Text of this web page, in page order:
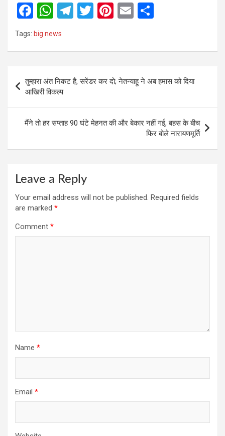
F
a
ce
o
o
k
W
at
A
p
p
T
a
m
T
Pi
t
E
Tags: big news
navigation
तुम्हारा अंत निकट है, सरेंडर कर दो; नेतन्याहू ने अब हमास को दिया
आखिरी विकल्प
मैंने तो हर सप्ताह 90 घंटे मेहनत की और बेकार नहीं गई, बहस के बीच
फिर बोले नारायणमूर्ति
Leave a Reply
Your email address will not be published. Required fields
are marked *
Comment *
Name *
Email *